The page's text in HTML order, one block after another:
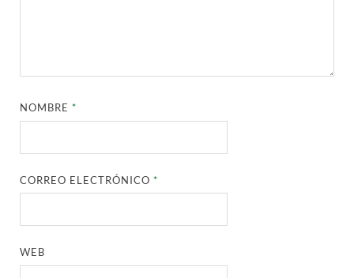
NOMBRE*
CORREO ELECTRÓNICO*
WEB